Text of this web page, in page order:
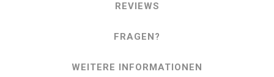
REVIEWS
FRAGEN?
WEITERE INFORMATIONEN